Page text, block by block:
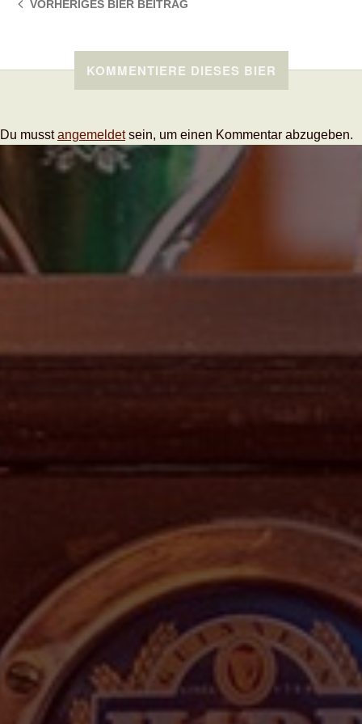
VORHERIGES BIER BEITRAG
KOMMENTIERE DIESES BIER
Du musstangemeldetsein, um einen Kommentar abzugeben.